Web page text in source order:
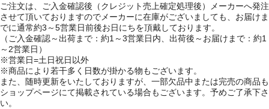
ご注文は、ご入金確認後（クレジット売上確定処理後）メーカーへ発注
させて頂いておりますのでメーカーに在庫がございましても、お届けま
でに通常約3～5営業日前後お日にちを頂戴しております。
（ご入金確認～出荷まで：約1～3営業日内、出荷後～お届けまで：約1
～2営業日）
※営業日=土日祝日以外
※商品により若干多く日数が掛かる物もございます。
また、随時更新をいたしておりますが、一部欠品中または完売の商品も
ショップページにて掲載されている場合もございます。予めご了承下さ
い。